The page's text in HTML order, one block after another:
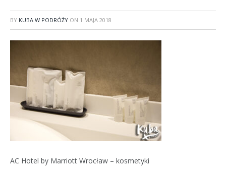
BY KUBA W PODRÓŻY ON 1 MAJA 2018
AC Hotel by Marriott Wrocław – kosmetyki